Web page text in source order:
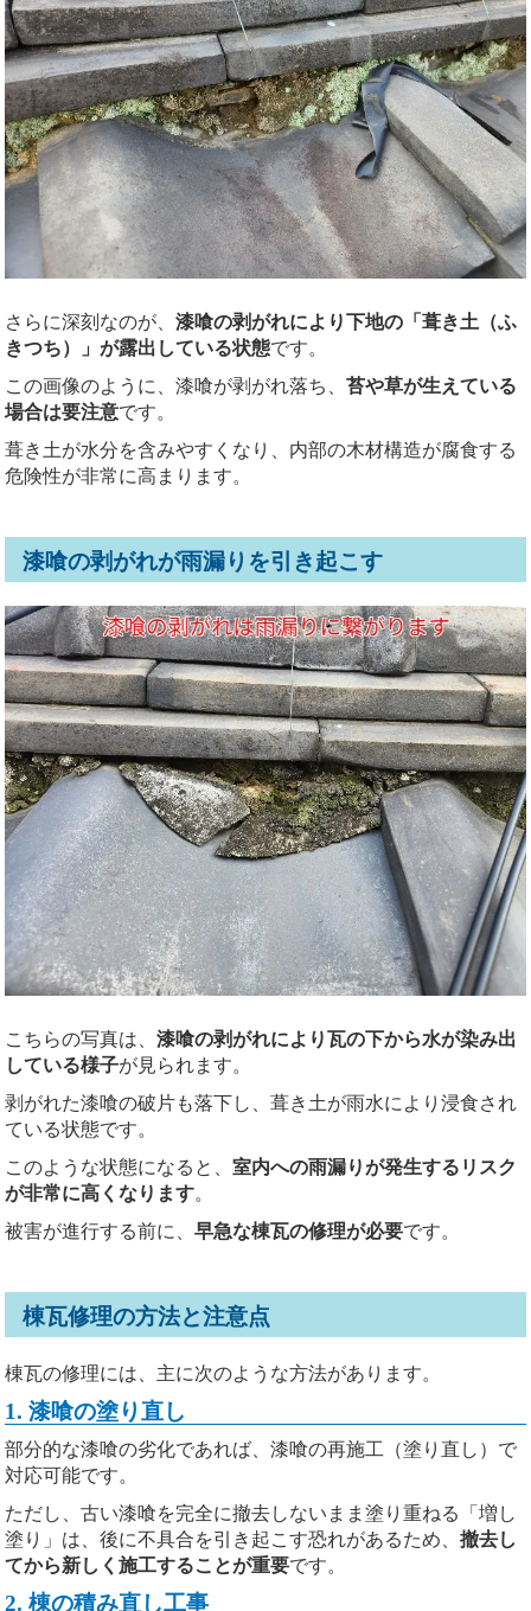
さらに深刻なのが、漆喰の剥がれにより下地の「葺き土（ふ
きつち）」が露出している状態です。
この画像のように、漆喰が剥がれ落ち、苔や草が生えている
場合は要注意です。
葺き土が水分を含みやすくなり、内部の木材構造が腐食する
危険性が非常に高まります。
漆喰の剥がれが雨漏りを引き起こす
こちらの写真は、漆喰の剥がれにより瓦の下から水が染み出
している様子が見られます。
剥がれた漆喰の破片も落下し、葺き土が雨水により浸食され
ている状態です。
このような状態になると、室内への雨漏りが発生するリスク
が非常に高くなります。
被害が進行する前に、早急な棟瓦の修理が必要です。
棟瓦修理の方法と注意点
棟瓦の修理には、主に次のような方法があります。
1. 漆喰の塗り直し
部分的な漆喰の劣化であれば、漆喰の再施工（塗り直し）で
対応可能です。
ただし、古い漆喰を完全に撤去しないまま塗り重ねる「増し
塗り」は、後に不具合を引き起こす恐れがあるため、撤去し
てから新しく施工することが重要です。
2. 棟の積み直し工事